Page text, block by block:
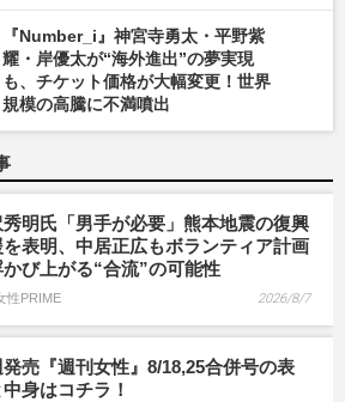
『Number_i』神宮寺勇太・平野紫
耀・岸優太が“海外進出”の夢実現
も、チケット価格が大幅変更！世界
規模の高騰に不満噴出
明氏「男手が必要」熊本地震の復興
表明、中居正広もボランティア計画
び上がる“合流”の可能性
性PRIME 2026/8/7
売『週刊女性』8/18,25合併号の表
身はコチラ！